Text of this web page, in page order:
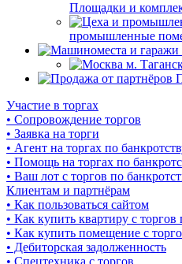
Площадки и
промышленные
Участие в торгах
• Сопровождение торгов
• Заявка на торги
• Агент на торгах по
• Помощь на торгах по
• Ваш лот с торгов по
Клиентам и партнёрам
• Как пользоваться сайтом
• Как купить квартиру с торгов
• Как купить помещение с
• Дебиторская задолженность